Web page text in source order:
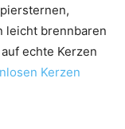
leicht brennbaren
echte Kerzen
Kerzen